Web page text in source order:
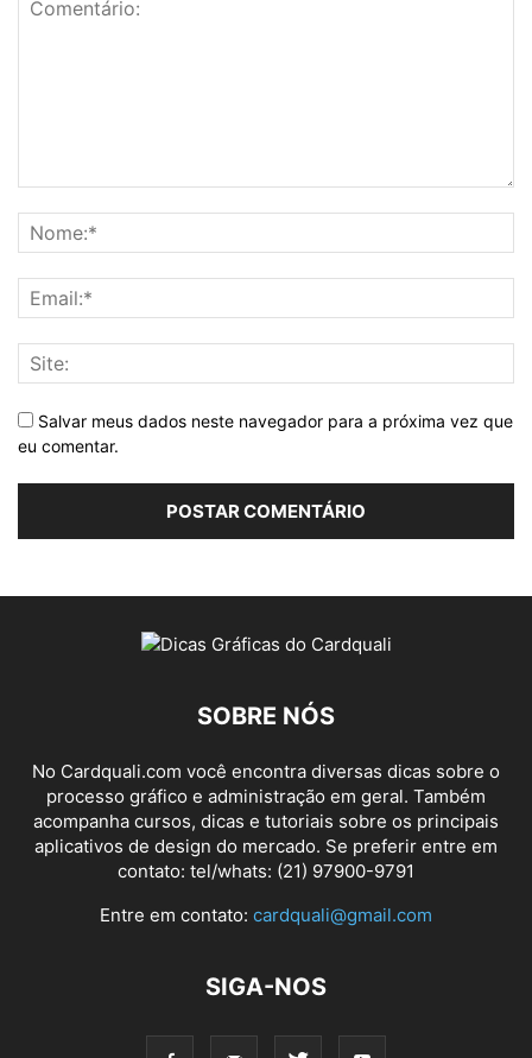
Salvar meus dados neste navegador para a próxima vez que
eu comentar.
SOBRE NÓS
No Cardquali.com você encontra diversas dicas sobre o
processo gráfico e administração em geral. Também
acompanha cursos, dicas e tutoriais sobre os principais
aplicativos de design do mercado. Se preferir entre em
contato: tel/whats: (21) 97900-9791
Entre em contato: cardquali@gmail.com
SIGA-NOS